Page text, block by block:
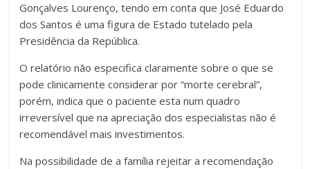
Gonçalves Lourenço, tendo em conta que José Eduardo
dos Santos é uma figura de Estado tutelado pela
Presidência da República.
O relatório não especifica claramente sobre o que se
pode clinicamente considerar por “morte cerebral”,
porém, indica que o paciente esta num quadro
irreversível que na apreciação dos especialistas não é
recomendável mais investimentos.
Na possibilidade de a família rejeitar a recomendação